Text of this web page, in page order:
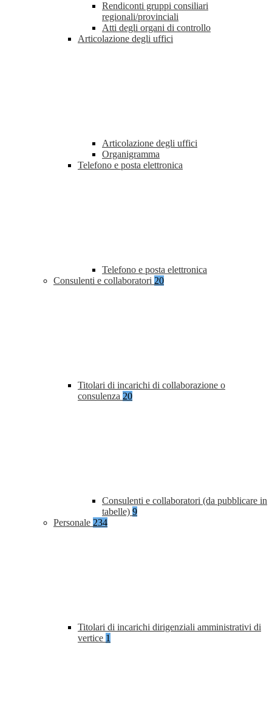
Rendiconti gruppi consiliari
regionali/provinciali
Atti degli organi di controllo
Articolazione degli uffici
Articolazione degli uffici
Organigramma
Telefono e posta elettronica
Telefono e posta elettronica
Consulenti e collaboratori 20
Titolari di incarichi di collaborazione o
consulenza 20
Consulenti e collaboratori (da pubblicare in
tabelle) 9
Personale 234
Titolari di incarichi dirigenziali amministrativi di
vertice 1